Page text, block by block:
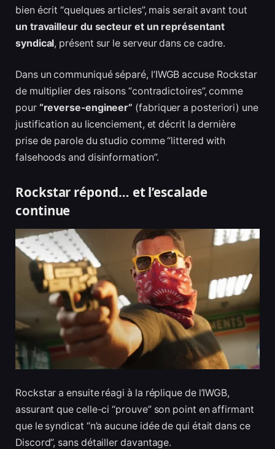
bien écrit “quelques articles”, mais serait avant tout
un travailleur du secteur et un représentant
syndical, présent sur le serveur dans ce cadre.
Dans un communiqué séparé, l’IWGB accuse Rockstar
de multiplier des raisons “contradictoires”, comme
pour “reverse-engineer” (fabriquer a posteriori) une
justification au licenciement, et décrit la dernière
prise de parole du studio comme “littered with
falsehoods and disinformation”.
Rockstar répond… et l’escalade
continue
Rockstar a ensuite réagi à la réplique de l’IWGB,
assurant que celle-ci “prouve” son point en affirmant
que le syndicat “n’a aucune idée de qui était dans ce
Discord”, sans détailler davantage.